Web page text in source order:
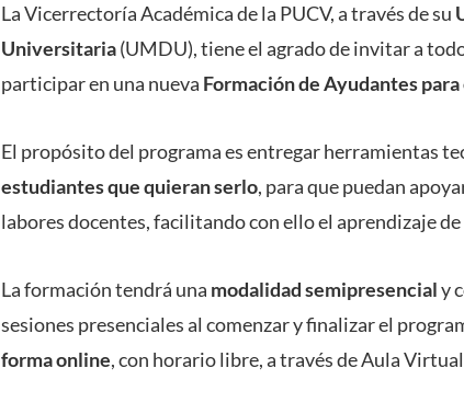
La Vicerrectoría Académica de la PUCV, a través de su
Universitaria(UMDU), tiene el agrado de invitar a
participar en una nueva Formación de Ayudantes
El propósito del programa es entregar herramientas
estudiantes que quieran serlo, para que puedan
labores docentes, facilitando con ello el aprendizaje
La formación tendrá una modalidad semipresencialy
sesiones presenciales al comenzar y finalizar el
forma online, con horario libre, a través de Aula